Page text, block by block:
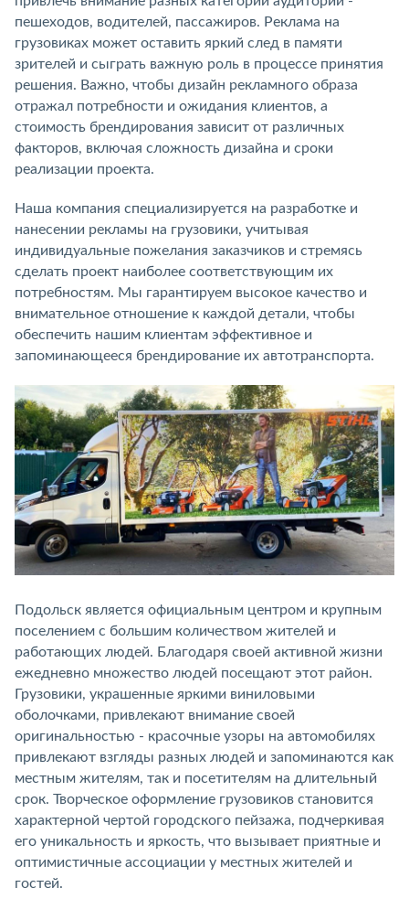
пешеходов, водителей, пассажиров. Реклама на
грузовиках может оставить яркий след в памяти
зрителей и сыграть важную роль в процессе принятия
решения. Важно, чтобы дизайн рекламного образа
отражал потребности и ожидания клиентов, а
стоимость брендирования зависит от различных
факторов, включая сложность дизайна и сроки
реализации проекта.
Наша компания специализируется на разработке и
нанесении рекламы на грузовики, учитывая
индивидуальные пожелания заказчиков и стремясь
сделать проект наиболее соответствующим их
потребностям. Мы гарантируем высокое качество и
внимательное отношение к каждой детали, чтобы
обеспечить нашим клиентам эффективное и
запоминающееся брендирование их автотранспорта.
Подольск является официальным центром и крупным
поселением с большим количеством жителей и
работающих людей. Благодаря своей активной жизни
ежедневно множество людей посещают этот район.
Грузовики, украшенные яркими виниловыми
оболочками, привлекают внимание своей
оригинальностью - красочные узоры на автомобилях
привлекают взгляды разных людей и запоминаются как
местным жителям, так и посетителям на длительный
срок. Творческое оформление грузовиков становится
характерной чертой городского пейзажа, подчеркивая
его уникальность и яркость, что вызывает приятные и
оптимистичные ассоциации у местных жителей и
гостей.